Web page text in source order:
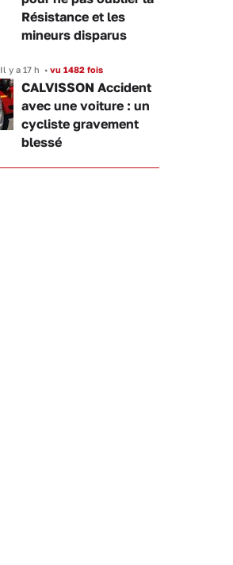
Résistance et les
mineurs disparus
Il y a 17 h • vu 1482 fois
CALVISSON Accident
avec une voiture : un
cycliste gravement
blessé